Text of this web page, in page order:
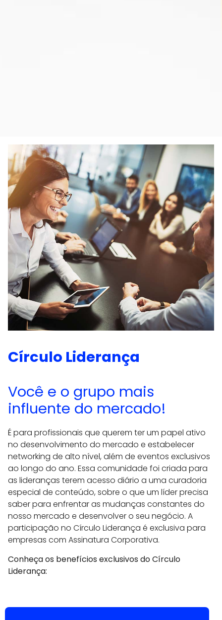
Círculo Liderança
Você e o grupo mais
influente do mercado!
É para profissionais que querem ter um papel ativo
no desenvolvimento do mercado e estabelecer
networking de alto nível, além de eventos exclusivos
ao longo do ano. Essa comunidade foi criada para
as lideranças terem acesso diário a uma curadoria
especial de conteúdo, sobre o que um líder precisa
saber para enfrentar as mudanças constantes do
nosso mercado e desenvolver o seu negócio. A
participação no Círculo Liderança é exclusiva para
empresas com Assinatura Corporativa.
Conheça os benefícios exclusivos do Círculo
Liderança: